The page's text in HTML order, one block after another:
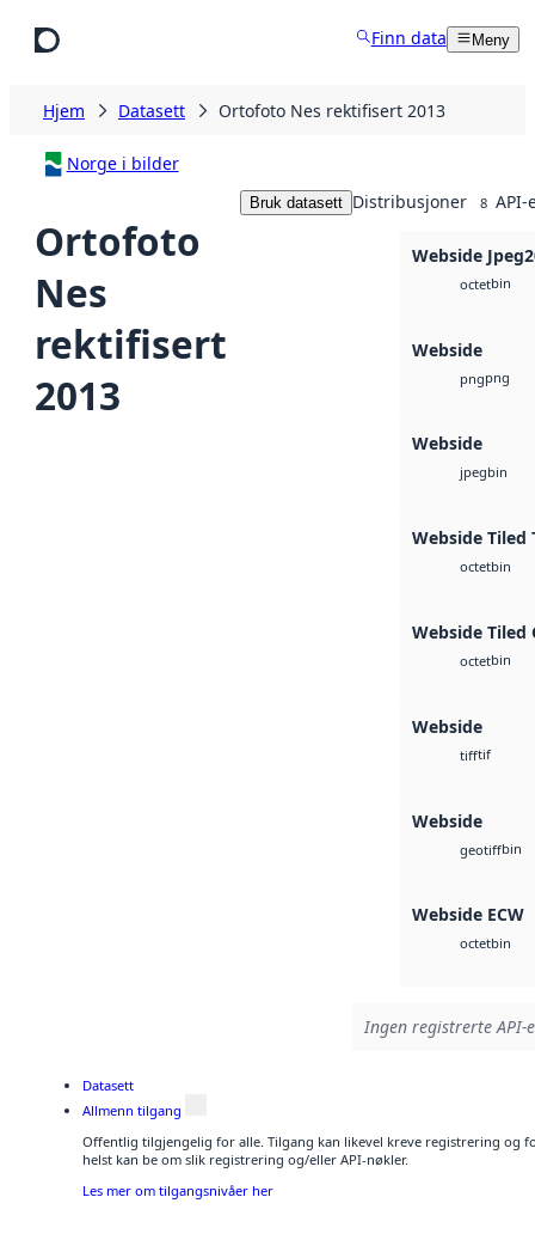
Finn data Meny
Hjem Datasett Ortofoto Nes rektifisert 2013
Norge i bilder
Ortofoto
Nes
rektifisert
2013
Bruk datasett Distribusjoner 8 API-
Webside
octetbin
Webside
pngpng
Webside
jpegbin
Webside Tiled
octetbin
Webside Tiled
octetbin
Webside
tifftif
Webside
geotiffbin
Webside ECW
octetbin
Ingen registrerte
Datasett
Allmenn tilgang
Offentlig tilgjengelig for alle. Tilgang kan likevel kreve registrering og
helst kan be om slik registrering og/eller API-nøkler.
Les mer om tilgangsnivåer her